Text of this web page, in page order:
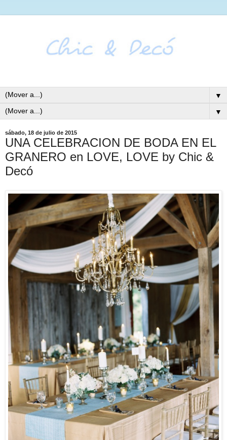
▼
▼
sábado, 18 de julio de 2015
UNA CELEBRACION DE BODA EN EL
GRANERO en LOVE, LOVE by Chic &
Decó